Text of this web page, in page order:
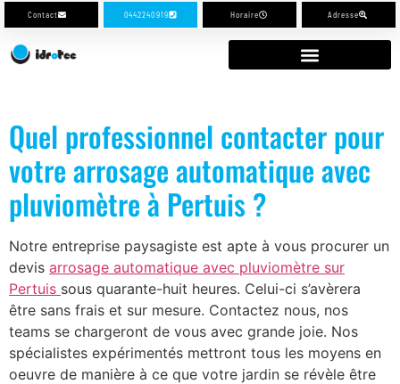
Contact 0442240919 Horaire Adresse
Quel professionnel contacter pour
votre arrosage automatique avec
pluviomètre à Pertuis ?
Notre entreprise paysagiste est apte à vous procurer un
devis arrosage automatique avec pluviomètre sur
Pertuis sous quarante-huit heures. Celui-ci s’avèrera
être sans frais et sur mesure. Contactez nous, nos
teams se chargeront de vous avec grande joie. Nos
spécialistes expérimentés mettront tous les moyens en
oeuvre de manière à ce que votre jardin se révèle être